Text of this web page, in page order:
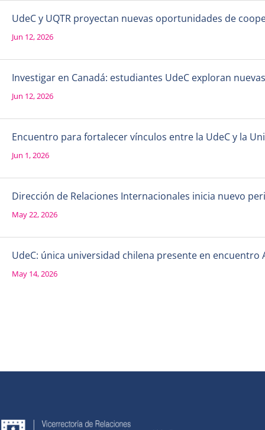
UdeC y UQTR proyectan nuevas oportunidades de
Jun 12, 2026
Investigar en Canadá: estudiantes UdeC exploran
Jun 12, 2026
Encuentro para fortalecer vínculos entre la UdeC y la
Jun 1, 2026
Dirección de Relaciones Internacionales inicia nuevo
May 22, 2026
UdeC: única universidad chilena presente en
May 14, 2026